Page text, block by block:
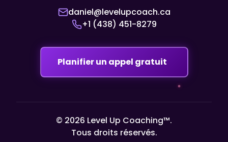
daniel@levelupcoach.ca
+1 (438) 451-8279
Planifier un appel gratuit
© 2026 Level Up Coaching™.
Tous droits réservés.